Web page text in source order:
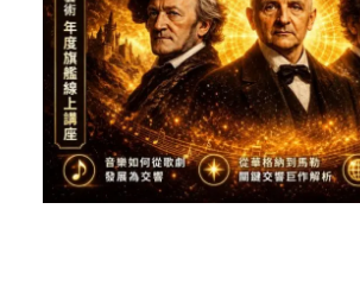
關於我們
會員專區
SEARCH